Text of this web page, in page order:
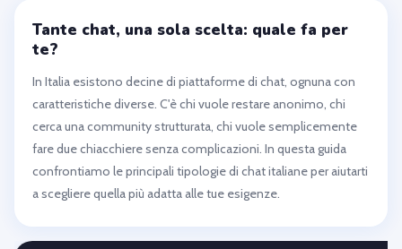
Tante chat, una sola scelta: quale fa per
te?
In Italia esistono decine di piattaforme di chat, ognuna con
caratteristiche diverse. C'è chi vuole restare anonimo, chi
cerca una community strutturata, chi vuole semplicemente
fare due chiacchiere senza complicazioni. In questa guida
confrontiamo le principali tipologie di chat italiane per aiutarti
a scegliere quella più adatta alle tue esigenze.